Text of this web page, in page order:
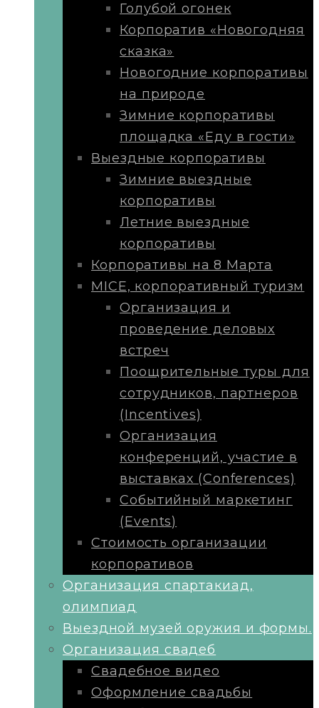
Голубой огонек
Корпоратив «Новогодняя
сказка»
Новогодние корпоративы
на природе
Зимние корпоративы
площадка «Еду в гости»
Выездные корпоративы
Зимние выездные
корпоративы
Летние выездные
корпоративы
Корпоративы на 8 Марта
MICE, корпоративный туризм
Организация и
проведение деловых
встреч
Поощрительные туры для
сотрудников, партнеров
(Incentives)
Организация
конференций, участие в
выставках (Conferences)
Событийный маркетинг
(Events)
Стоимость организации
корпоративов
Организация спартакиад,
олимпиад
Выездной музей оружия и формы.
Организация свадеб
Свадебное видео
Оформление свадьбы